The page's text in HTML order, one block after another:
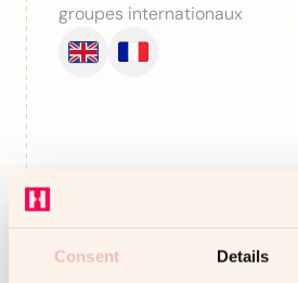
Consent Details
groupes internationaux